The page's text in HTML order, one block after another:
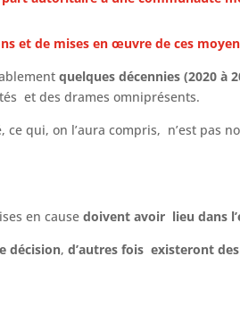
et de mises en œuvre de ces
quelques décennies (2020 à
et des drames omniprésents.
qui, on l’aura compris, n’est pas
en causedoivent avoir lieu dans
décision,d’autres fois existeront